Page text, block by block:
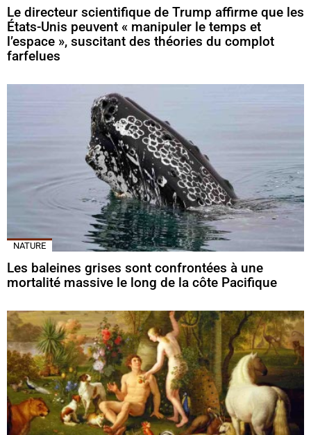
Le directeur scientifique de Trump affirme que les
États-Unis peuvent « manipuler le temps et
l’espace », suscitant des théories du complot
farfelues
NATURE
Les baleines grises sont confrontées à une
mortalité massive le long de la côte Pacifique